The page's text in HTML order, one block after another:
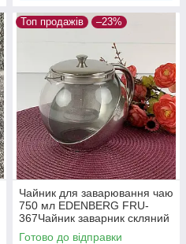
Топ продажів –23%
Чайник для заварювання чаю
750 мл EDENBERG FRU-
367Чайник заварник скляний
Готово до відправки